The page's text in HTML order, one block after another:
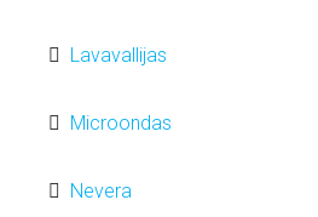
Lavavallijas
Microondas
Nevera